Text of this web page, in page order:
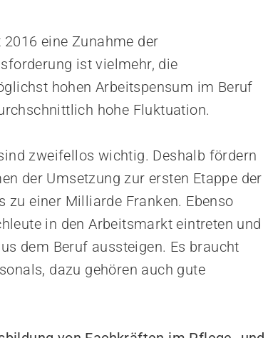
eine Zunahme der
ist vielmehr, die
hohen Arbeitspensum im Beruf
hohe Fluktuation.
zweifellos wichtig. Deshalb fördern
der Umsetzung zur ersten Etappe der
einer Milliarde Franken. Ebenso
in den Arbeitsmarkt eintreten und
dem Beruf aussteigen. Es braucht
dazu gehören auch gute